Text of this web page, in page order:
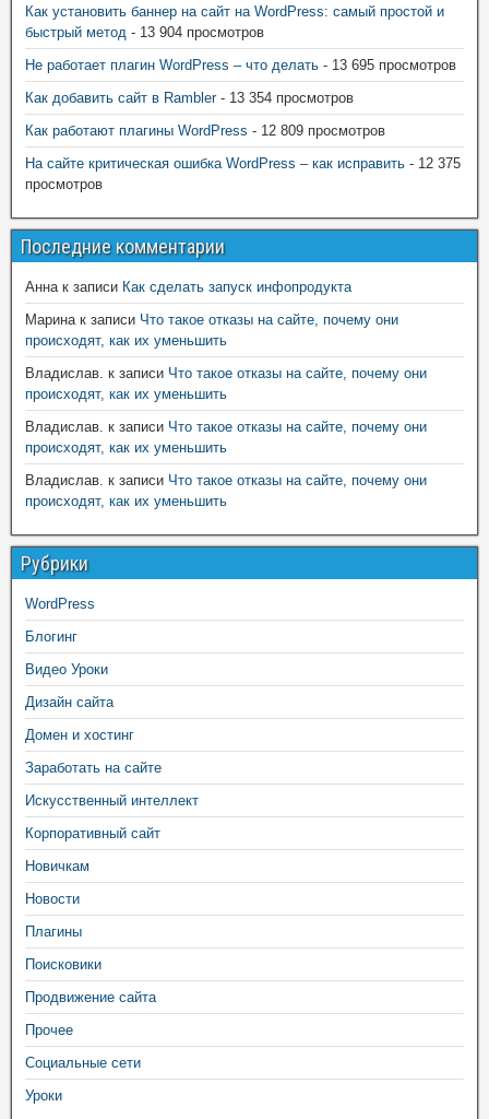
Как установить баннер на сайт на WordPress: самый простой и
быстрый метод - 13 904 просмотров
Не работает плагин WordPress – что делать - 13 695 просмотров
Как добавить сайт в Rambler- 13 354 просмотров
Как работают плагины WordPress - 12 809 просмотров
На сайте критическая ошибка WordPress – как исправить - 12 375
просмотров
Последние комментарии
Аннак записи Как сделать запуск инфопродукта
Маринак записи Что такое отказы на сайте, почему они
происходят, как их уменьшить
Владислав. к записи Что такое отказы на сайте, почему они
происходят, как их уменьшить
Владислав. к записи Что такое отказы на сайте, почему они
происходят, как их уменьшить
Владислав. к записи Что такое отказы на сайте, почему они
происходят, как их уменьшить
Рубрики
WordPress
Блогинг
Видео Уроки
Дизайн сайта
Домен и хостинг
Заработать на сайте
Искусственный интеллект
Корпоративный сайт
Новичкам
Новости
Плагины
Поисковики
Продвижение сайта
Прочее
Социальные сети
Уроки